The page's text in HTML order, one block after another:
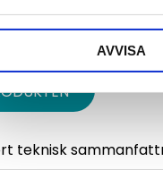
AVVISA
EWS2910FP-FIT –
teknisk